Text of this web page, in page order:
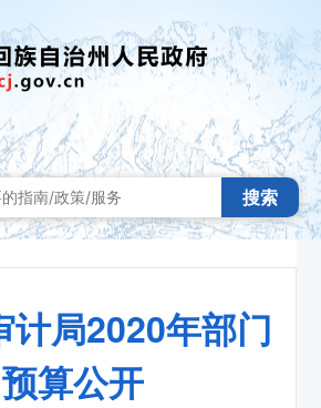
搜索
计局2020年部门
预算公开